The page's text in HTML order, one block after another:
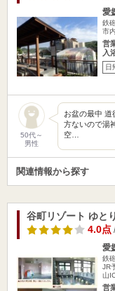
愛
鉄
市
営
入
日
50代～
男性
お盆の最中 道
方ないので湯
空…
関連情報から探す
谷町リゾート ゆと
4.0点/
愛
鉄
JR
山
営